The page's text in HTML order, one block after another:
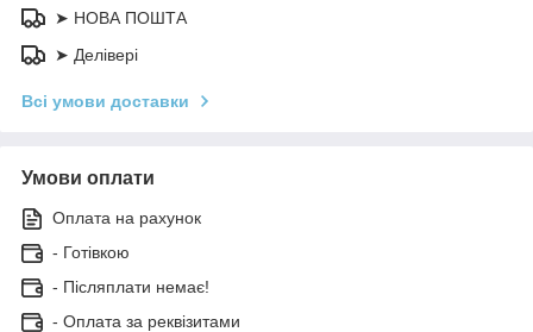
➤ НОВА ПОШТА
➤ Делівері
Всі умови доставки
Умови оплати
Оплата на рахунок
- Готівкою
- Післяплати немає!
- Оплата за реквізитами